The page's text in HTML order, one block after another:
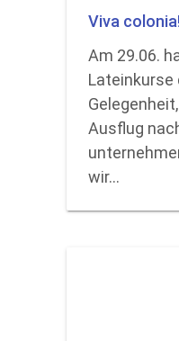
Viva
Am 29.06.
Lateinkurse
Ausflug
wir…